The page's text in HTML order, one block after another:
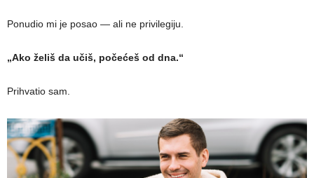
Ponudio mi je posao — ali ne privilegiju.
„Ako želiš da učiš, počećeš od dna.“
Prihvatio sam.